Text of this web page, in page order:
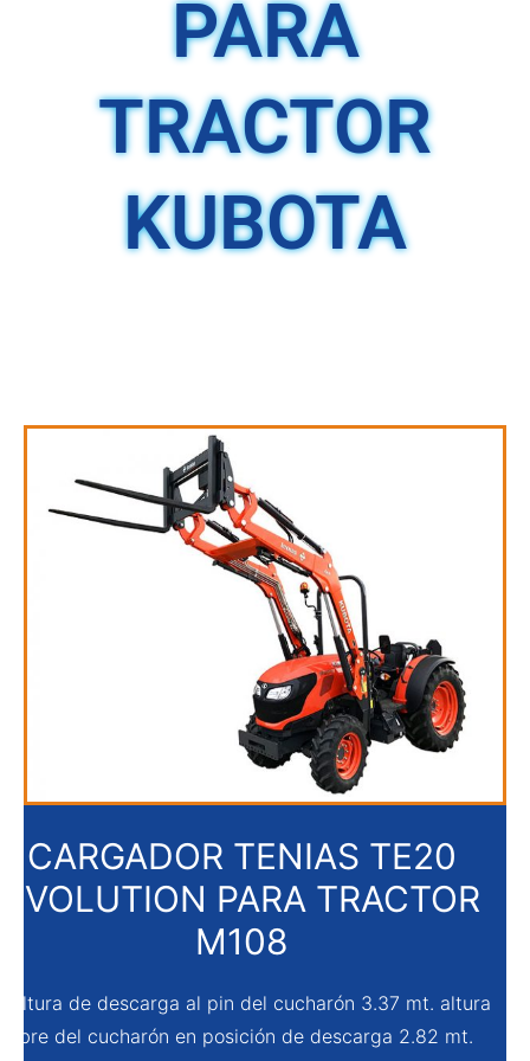
PARA
TRACTOR
KUBOTA
CARGADOR TENIAS TE20
EVOLUTION PARA TRACTOR
M108
Altura de descarga al pin del cucharón 3.37 mt. altura
libre del cucharón en posición de descarga 2.82 mt.